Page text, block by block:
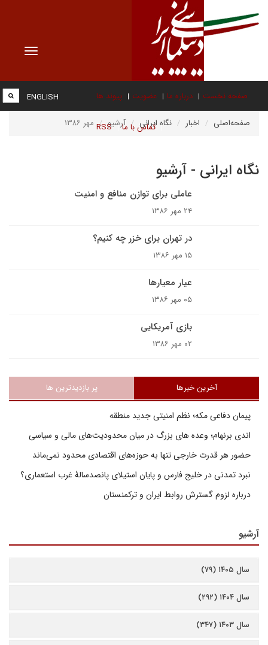
Toggle
صفحه نخست درباره ما عضویت پیوند ها
تماس با ما RSS
ENGLISH
صفحه‌اصلی اخبار نگاه ایرانی آرشیو مهر ۱۳۸۶
نگاه ایرانی - آرشیو
عاملى براى توازن منافع و امنيت
۲۴ مهر ۱۳۸۶
در تهران برای خزر چه کنیم؟
۱۵ مهر ۱۳۸۶
عيار معيار‌ها
۰۵ مهر ۱۳۸۶
بازى آمريکايى
۰۲ مهر ۱۳۸۶
آخرین خبرها پر بازدیدترین ها
پیمان دفاعی مکه؛ نظم امنیتی جدید منطقه
اندی برنهام؛ وعده های بزرگ در میان محدودیت‌های مالی و سیاسی
حضور هر قدرت خارجی تنها به حوزه‌های اقتصادی محدود نمی‌ماند
نبرد تمدنی در خلیج فارس و پایان استیلای پانصدسالۀ غرب استعماری؟
درباره لزوم گسترش روابط ایران و ترکمنستان
آرشیو
سال ۱۴۰۵ (۷۹)
سال ۱۴۰۴ (۲۹۲)
سال ۱۴۰۳ (۳۴۷)